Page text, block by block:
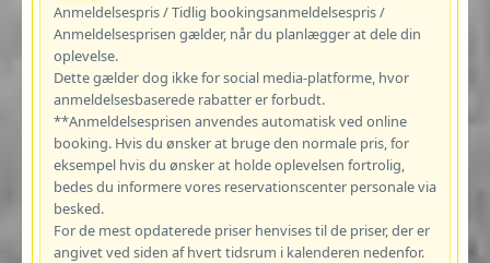
Anmeldelsespris / Tidlig bookingsanmeldelsespris /
Anmeldelsesprisen gælder, når du planlægger at dele din
oplevelse.
Dette gælder dog ikke for social media-platforme, hvor
anmeldelsesbaserede rabatter er forbudt.
**Anmeldelsesprisen anvendes automatisk ved online
booking. Hvis du ønsker at bruge den normale pris, for
eksempel hvis du ønsker at holde oplevelsen fortrolig,
bedes du informere vores reservationscenter personale via
besked.
For de mest opdaterede priser henvises til de priser, der er
angivet ved siden af hvert tidsrum i kalenderen nedenfor.